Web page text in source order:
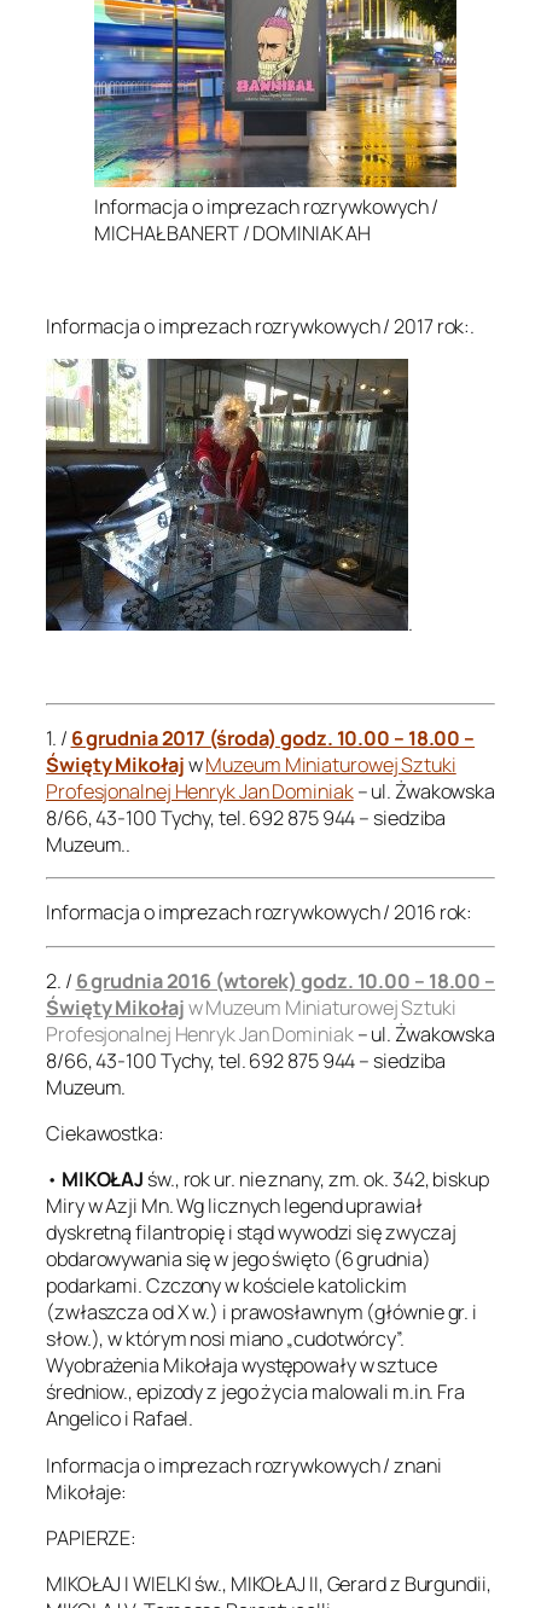
Informacja o imprezach rozrywkowych /
MICHAŁ BANERT / DOMINIAK AH
Informacja o imprezach rozrywkowych / 2017 rok:.
.
1. / 6 grudnia 2017 (środa) godz. 10.00 – 18.00 –
Święty MikołajwMuzeum Miniaturowej Sztuki
Profesjonalnej Henryk Jan Dominiak– ul. Żwakowska
8/66, 43-100 Tychy, tel. 692 875 944 – siedziba
Muzeum..
Informacja o imprezach rozrywkowych / 2016 rok:
2. / 6 grudnia 2016 (wtorek) godz. 10.00 – 18.00 –
Święty Mikołajw Muzeum Miniaturowej Sztuki
Profesjonalnej Henryk Jan Dominiak– ul. Żwakowska
8/66, 43-100 Tychy, tel. 692 875 944 – siedziba
Muzeum.
Ciekawostka:
• MIKOŁAJ św., rok ur. nie znany, zm. ok. 342, biskup
Miry w Azji Mn. Wg licznych legend uprawiał
dyskretną filantropię i stąd wywodzi się zwyczaj
obdarowywania się w jego święto (6 grudnia)
podarkami. Czczony w kościele katolickim
(zwłaszcza od X w.) i prawosławnym (głównie gr. i
słow.), w którym nosi miano „cudotwórcy”.
Wyobrażenia Mikołaja występowały w sztuce
średniow., epizody z jego życia malowali m.in. Fra
Angelico i Rafael.
Informacja o imprezach rozrywkowych / znani
Mikołaje:
PAPIERZE:
MIKOŁAJ I WIELKI św., MIKOŁAJ II, Gerard z Burgundii,